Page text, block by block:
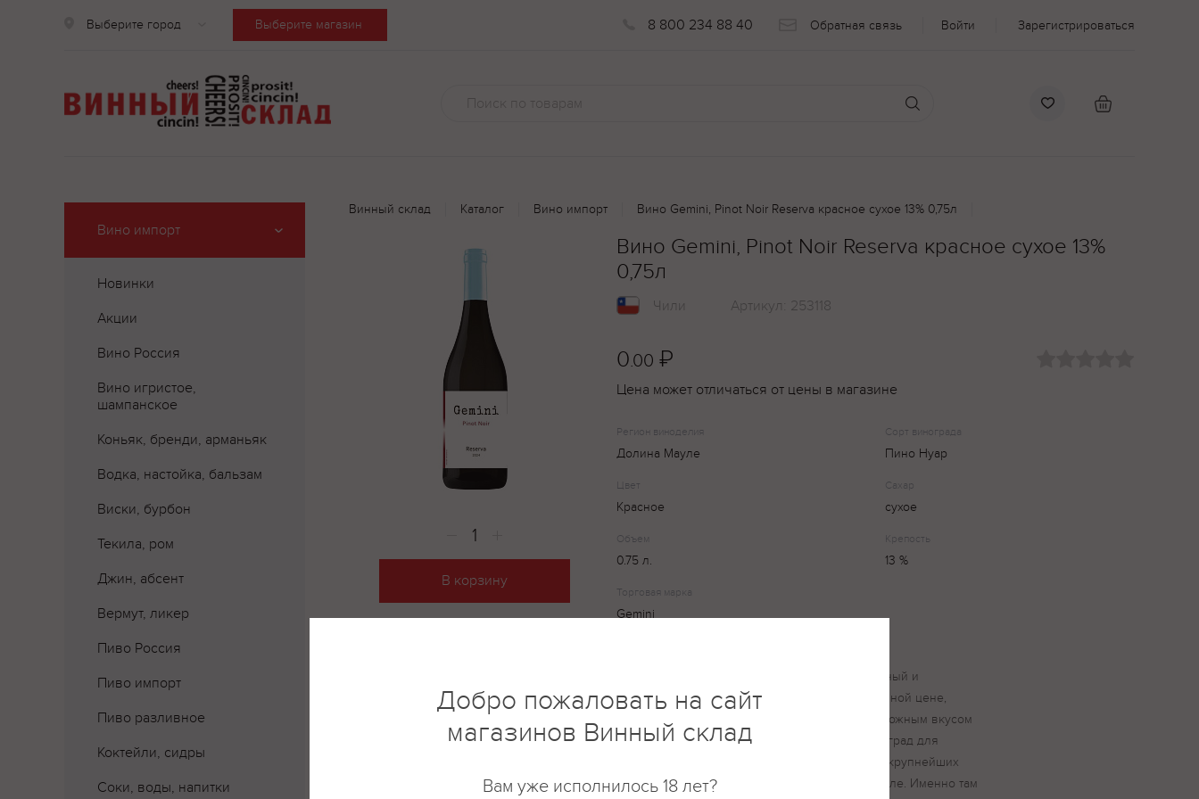
Выберите город Выберите магазин 8 800 234 88 40 Обратная связь Войти Зарегистрироваться
Вино импорт
Новинки
Акции
Вино Россия
Вино игристое,
шампанское
Коньяк, бренди, арманьяк
Водка, настойка, бальзам
Виски, бурбон
Текила, ром
Джин, абсент
Вермут, ликер
Пиво Россия
Пиво импорт
Пиво разливное
Коктейли, сидры
Соки, воды, напитки
Винный склад Каталог Вино импорт Вино Gemini, Pinot Noir Reserva красное сухое 13% 0,75л
В корзину
Вино Gemini, Pinot Noir Reserva красное сухое 13%
0,75л
Чили Артикул: 253118
0.00 ₽
Цена может отличаться от цены в магазине
Регион виноделия
Долина Мауле
Сорт винограда
Пино Нуар
Цвет
Красное
Сахар
сухое
Объем
0.75 л.
Крепость
13 %
Торговая марка
Gemini
Gemini, Pinot Noir Reserva — новый, эксклюзивный и
прекрасный Пино Нуар по удивительно доступной цене,
обладающий ярко выраженным ароматом и сложным вкусом
с сильными, но шелковистыми танинами. Виноград для
изготовления вина выращивается в одном из крупнейших
винодельческих регионов Чили — долине Мауле. Именно там
Добро пожаловать на сайт
магазинов Винный склад
Вам уже исполнилось 18 лет?